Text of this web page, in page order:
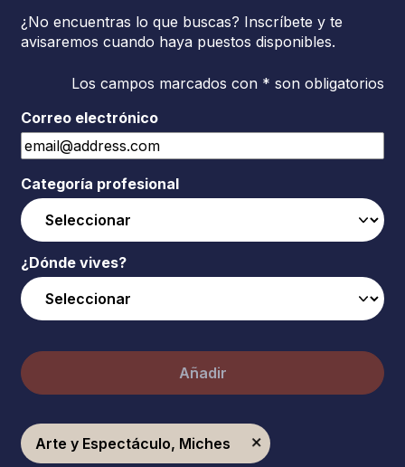
¿No encuentras lo que buscas? Inscríbete y te
avisaremos cuando haya puestos disponibles.
Los campos marcados con * son obligatorios
Correo electrónico
Categoría profesional
¿Dónde vives?
Añadir
Arte y Espectáculo, Miches